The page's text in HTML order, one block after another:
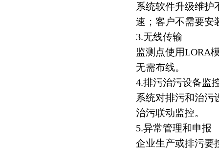
系统软件升级维护
速；客户不需要安
3.无线传输
监测点使用LORA
无需布线。
4.排污治污设备监
系统对排污和治污
治污联动监控。
5.异常管理和申报
企业生产或排污要